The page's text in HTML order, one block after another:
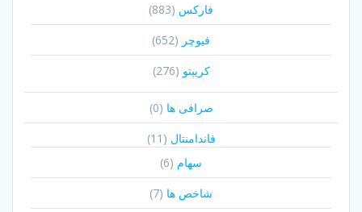
فارکس (883)
فیوچر (652)
کریپتو (276)
صرافی ها (0)
فاندامنتال (11)
سهام (6)
شاخص ها (7)